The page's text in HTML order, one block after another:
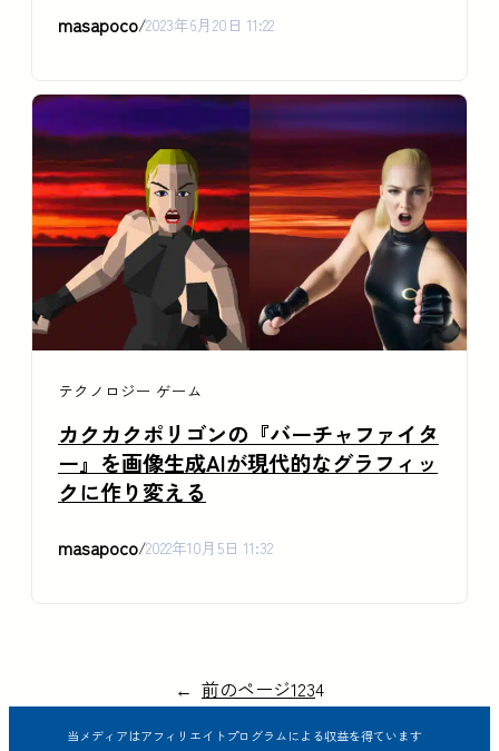
masapoco/2023年6月20日 11:22
テクノロジー ゲーム
カクカクポリゴンの『バーチャファイタ
ー』を画像生成AIが現代的なグラフィッ
クに作り変える
masapoco/2022年10月5日 11:32
← 前のページ1234
当メディアはアフィリエイトプログラムによる収益を得ています